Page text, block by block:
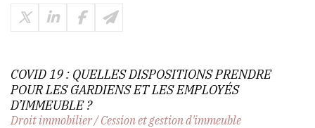
COVID 19 : QUELLES DISPOSITIONS PRENDRE
POUR LES GARDIENS ET LES EMPLOYÉS
D’IMMEUBLE ?
Droit immobilier/Cession et gestion d'immeuble